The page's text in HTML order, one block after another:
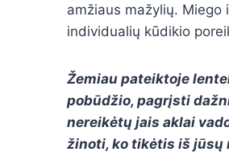
amžiaus mažylių.
individualių kūdikio
Žemiau pateiktoje
pobūdžio, pagrįsti
nereikėtų jais aklai
žinoti, ko tikėtis iš jūsų